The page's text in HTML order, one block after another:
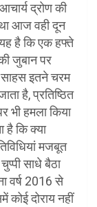
द्रोण की
था आज वही दून
है कि एक हफ्ते
जुबान पर
इतने चरम
है, प्रतिष्ठित
भी हमला किया
कि क्या
मजबूत
साधे बैठा
वर्ष 2016 से
कोई दोराय नहीं